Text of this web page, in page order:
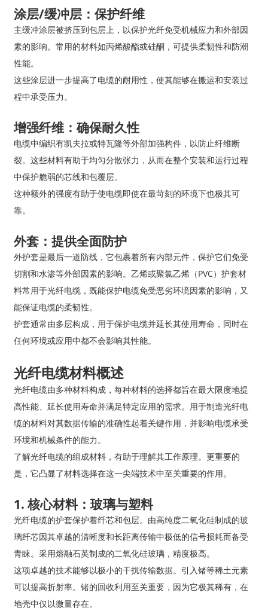
涂层/缓冲层：保护纤维
主缓冲涂层被挤压到包层上，以保护光纤免受机械应力和外部因
素的影响。常用的材料如丙烯酸酯或硅酮，可提供柔韧性和防潮
性能。
这些涂层进一步提高了电缆的耐用性，使其能够在搬运和安装过
程中承受压力。
增强纤维：确保耐久性
电缆中编织有凯夫拉或特瓦隆等外部加强构件，以防止纤维断
裂。这些材料有助于均匀分散张力，从而在整个安装和运行过程
中保护脆弱的芯线和包覆层。
这种额外的强度有助于使电缆即使在最苛刻的环境下也极其可
靠。
外套：提供全面防护
外护套是最后一道防线，它包裹着所有内部元件，保护它们免受
切割和水渗等外部因素的影响。乙烯或聚氯乙烯（PVC）护套材
料常用于光纤电缆，既能保护电缆免受恶劣环境因素的影响，又
能保证电缆的柔韧性。
护套通常由多层构成，用于保护电缆并延长其使用寿命，同时在
任何环境或应用中都不会影响其性能。
光纤电缆材料概述
光纤电缆由多种材料构成，每种材料的选择都旨在最大限度地提
高性能、延长使用寿命并满足特定应用的需求。用于制造光纤电
缆的材料对其数据传输的准确性起着关键作用，并影响电缆承受
环境和机械条件的能力。
了解光纤电缆的组成材料，有助于理解其工作原理。更重要的
是，它凸显了材料选择在这一尖端技术中至关重要的作用。
1. 核心材料：玻璃与塑料
光纤电缆的护套保护着纤芯和包层。由高纯度二氧化硅制成的玻
璃纤芯因其卓越的清晰度和长距离传输中极低的信号损耗而备受
青睐。采用熔融石英制成的二氧化硅玻璃，精度极高。
这项卓越的技术能够以极小的干扰传输数据。引入锗等稀土元素
可以提高折射率。锗的回收利用至关重要，因为它极其稀有，在
地壳中仅以微量存在。